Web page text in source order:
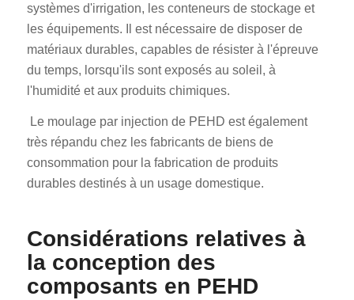
systèmes d'irrigation, les conteneurs de stockage et
les équipements. Il est nécessaire de disposer de
matériaux durables, capables de résister à l'épreuve
du temps, lorsqu'ils sont exposés au soleil, à
l'humidité et aux produits chimiques.
Le moulage par injection de PEHD est également
très répandu chez les fabricants de biens de
consommation pour la fabrication de produits
durables destinés à un usage domestique.
Considérations relatives à
la conception des
composants en PEHD